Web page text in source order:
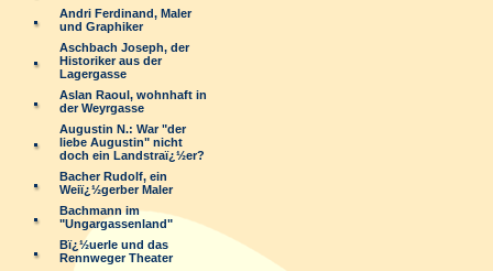
Andri Ferdinand, Maler
und Graphiker
Aschbach Joseph, der
Historiker aus der
Lagergasse
Aslan Raoul, wohnhaft in
der Weyrgasse
Augustin N.: War "der
liebe Augustin" nicht
doch ein Landstraï¿½er?
Bacher Rudolf, ein
Weiï¿½gerber Maler
Bachmann im
"Ungargassenland"
Bï¿½uerle und das
Rennweger Theater